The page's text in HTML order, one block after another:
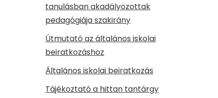
tanulásban akadályozottak
pedagógiája szakirány
Útmutató az általános iskolai
beiratkozáshoz
Általános iskolai beiratkozás
Tájékoztató a hittan tantárgy